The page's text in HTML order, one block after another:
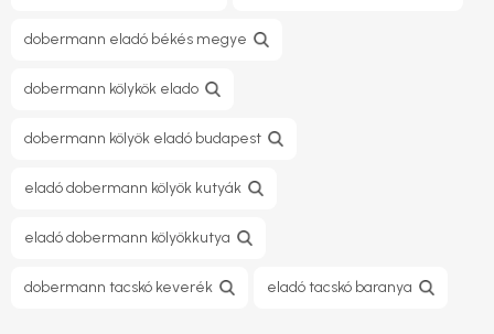
dobermann eladó békés megye
dobermann kölykök elado
dobermann kölyök eladó budapest
eladó dobermann kölyök kutyák
eladó dobermann kölyökkutya
dobermann tacskó keverék eladó tacskó baranya